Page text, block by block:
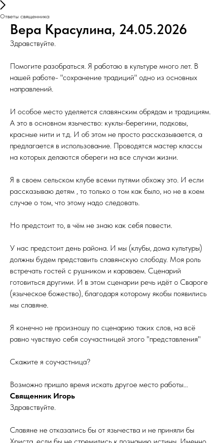
Ответы священника
Вера Красулина, 24.05.2026
Здравствуйте.
Помогите разобраться. Я работаю в культуре много лет. В
нашей работе- "сохранение традиций" одно из основных
направлений.
И особое место уделяется славянским обрядам и традициям.
А это в основном язычество: куклы-берегини, подковы,
красные нити и т.д. И об этом не просто рассказывается, а
предлагается в использование. Проводятся мастер классы
на которых делаются обереги на все случаи жизни.
Я в своем сельском клубе всеми путями обхожу это. И если
рассказываю детям , то только о том как было, но не в коем
случае о том, что этому надо следовать.
Но предстоит то, в чём не знаю как себя повести.
У нас предстоит день района. И мы (клубы, дома культуры)
должны будем представить славянскую слободу. Моя роль
встречать гостей с рушником и караваем. Сценарий
готовиться другими. И в этом сценарии речь идёт о Свароге
(языческое божество), благодаря которому якобы появились
мы славяне.
Я конечно не произношу по сценарию таких слов, на всё
равно чувствую себя соучастницей этого "представления"
Скажите я соучастница?
Возможно пришло время искать другое место работы...
Священник Игорь
Здравствуйте.
Славяне не отказались бы от язычества и не приняли бы